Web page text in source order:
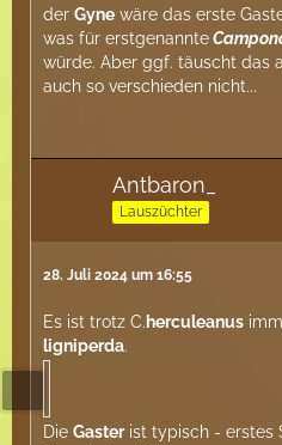
der Gyne wäre das erste
was für erstgenannte
würde. Aber ggf. täuscht das
auch so verschieden nicht...
Antbaron_
Lauszüchter
28. Juli 2024 um 16:55
Es ist trotz C.herculeanus
ligniperda.
Die Gasterist typisch - erstes